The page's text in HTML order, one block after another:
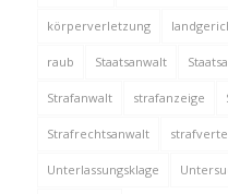
körperverletzung
raub Staatsanwalt
Strafanwalt strafanzeige
Strafrechtsanwalt
Unterlassungsklage